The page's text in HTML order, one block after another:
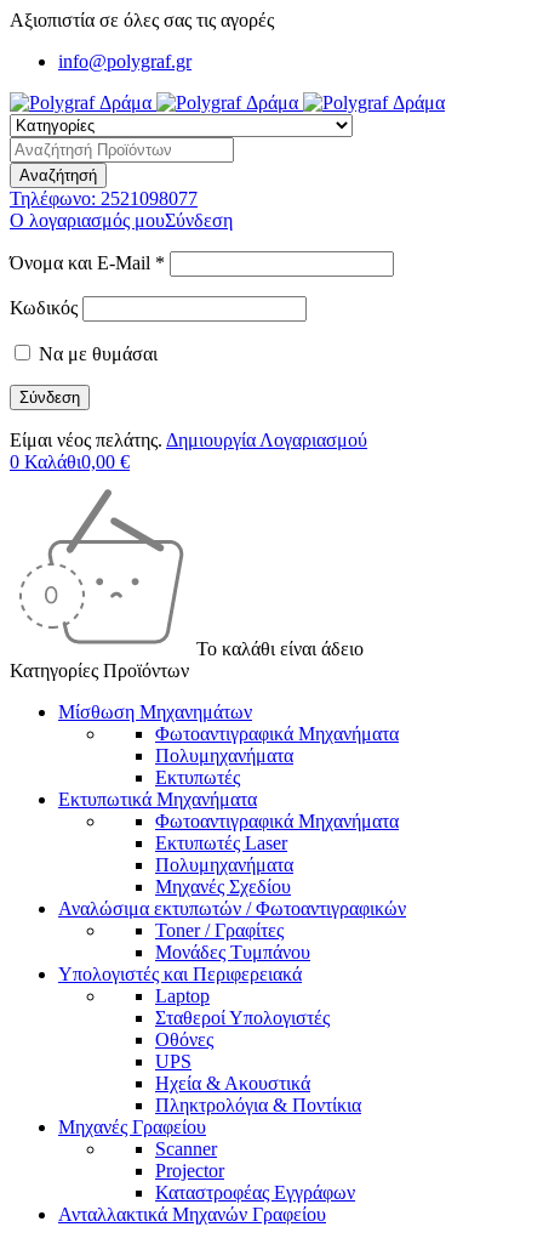
Αξιοπιστία σε όλες σας τις αγορές
info@polygraf.gr
Τηλέφωνο: 2521098077
Ο λογαριασμός μουΣύνδεση
Όνομα και E-Mail *
Κωδικός
Να με θυμάσαι
Είμαι νέος πελάτης. Δημιουργία Λογαριασμού
0 Καλάθι0,00 €
Το καλάθι είναι άδειο
Κατηγορίες Προϊόντων
Μίσθωση Μηχανημάτων
Φωτοαντιγραφικά Μηχανήματα
Πολυμηχανήματα
Εκτυπωτές
Εκτυπωτικά Μηχανήματα
Φωτοαντιγραφικά Μηχανήματα
Εκτυπωτές Laser
Πολυμηχανήματα
Μηχανές Σχεδίου
Αναλώσιμα εκτυπωτών / Φωτοαντιγραφικών
Toner / Γραφίτες
Μονάδες Τυμπάνου
Υπολογιστές και Περιφερειακά
Laptop
Σταθεροί Υπολογιστές
Οθόνες
UPS
Ηχεία & Ακουστικά
Πληκτρολόγια & Ποντίκια
Μηχανές Γραφείου
Scanner
Projector
Καταστροφέας Εγγράφων
Ανταλλακτικά Μηχανών Γραφείου